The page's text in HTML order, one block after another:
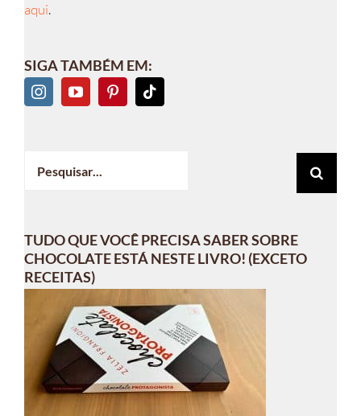
aqui.
SIGA TAMBÉM EM:
resultados
TUDO QUE VOCÊ PRECISA SABER SOBRE
CHOCOLATE ESTÁ NESTE LIVRO! (EXCETO
RECEITAS)